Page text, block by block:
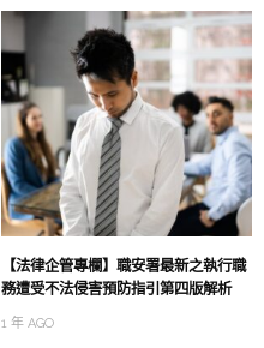
【法律企管專欄】職安署最新之執行職
務遭受不法侵害預防指引第四版解析
1 年 AGO